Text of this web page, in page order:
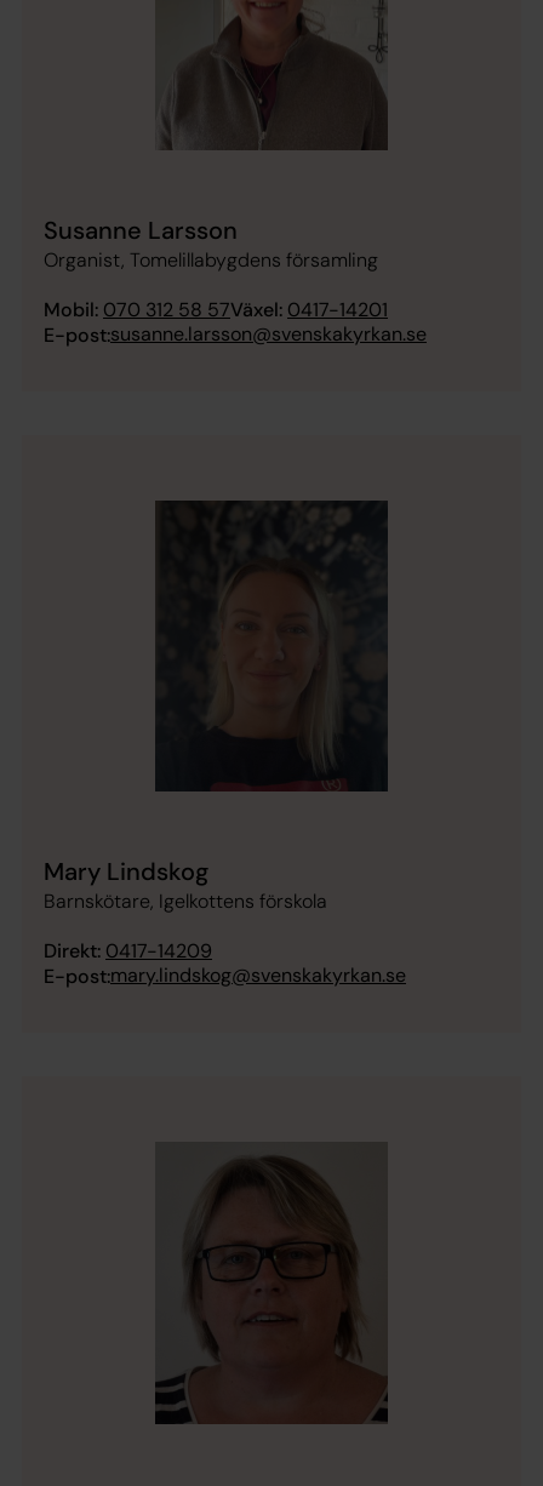
Susanne Larsson
Organist, Tomelillabygdens församling
Mobil: 070 312 58 57Växel: 0417-14201
E-post:susanne.larsson@svenskakyrkan.se
Mary Lindskog
Barnskötare, Igelkottens förskola
Direkt: 0417-14209
E-post:mary.lindskog@svenskakyrkan.se